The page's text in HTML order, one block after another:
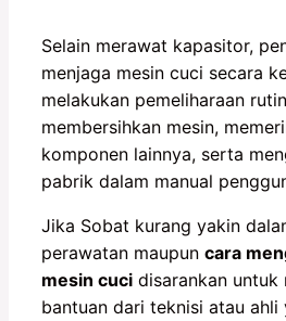
Selain merawat kapasitor,
menjaga mesin cuci secara
melakukan pemeliharaan
membersihkan mesin,
komponen lainnya, serta
pabrik dalam manual
Jika Sobat kurang yakin
perawatan maupun cara
mesin cuci disarankan untuk
bantuan dari teknisi atau ahli